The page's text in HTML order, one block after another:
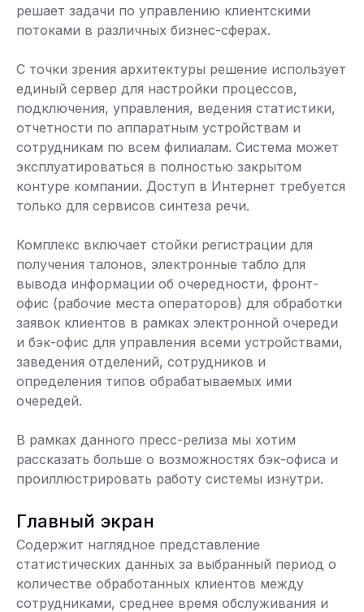
решает задачи по управлению клиентскими
потоками в различных бизнес-сферах.
С точки зрения архитектуры решение использует
единый сервер для настройки процессов,
подключения, управления, ведения статистики,
отчетности по аппаратным устройствам и
сотрудникам по всем филиалам. Система может
эксплуатироваться в полностью закрытом
контуре компании. Доступ в Интернет требуется
только для сервисов синтеза речи.
Комплекс включает стойки регистрации для
получения талонов, электронные табло для
вывода информации об очередности, фронт-
офис (рабочие места операторов) для обработки
заявок клиентов в рамках электронной очереди
и бэк-офис для управления всеми устройствами,
заведения отделений, сотрудников и
определения типов обрабатываемых ими
очередей.
В рамках данного пресс-релиза мы хотим
рассказать больше о возможностях бэк-офиса и
проиллюстрировать работу системы изнутри.
Главный экран
Содержит наглядное представление
статистических данных за выбранный период о
количестве обработанных клиентов между
сотрудниками, среднее время обслуживания и